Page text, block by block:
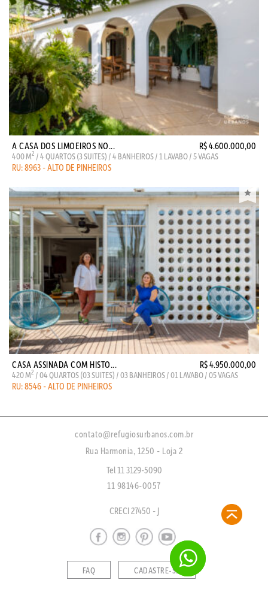
A CASA DOS LIMOEIROS NO... R$ 4.600.000,00
400 M2 / 4 QUARTOS (3 SUITES) / 4 BANHEIROS / 1 LAVABO / 5 VAGAS
RU: 8963 - ALTO DE PINHEIROS
CASA ASSINADA COM HISTO... R$ 4.950.000,00
420 M2 / 04 QUARTOS (03 SUITES) / 03 BANHEIROS / 01 LAVABO / 05 VAGAS
RU: 8546 - ALTO DE PINHEIROS
contato@refugiosurbanos.com.br
Rua Harmonia, 1250 - Loja 2
Tel 11 3129-5090
11 98146-0057
CRECI 27450 - J
FAQ CADASTRE-SE